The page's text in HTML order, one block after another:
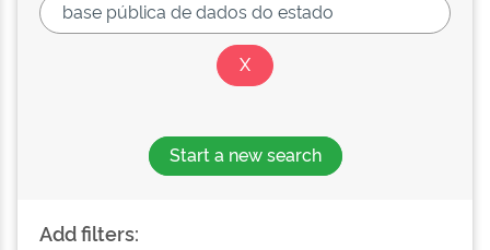
Start a new search
Add filters: